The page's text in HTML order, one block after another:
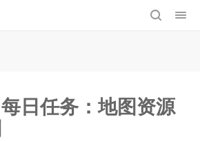
每日任务：地图资源